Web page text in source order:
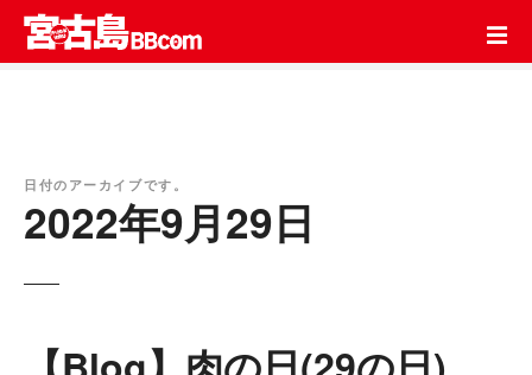
テ
日付のアーカイブです。
2022年9月29日